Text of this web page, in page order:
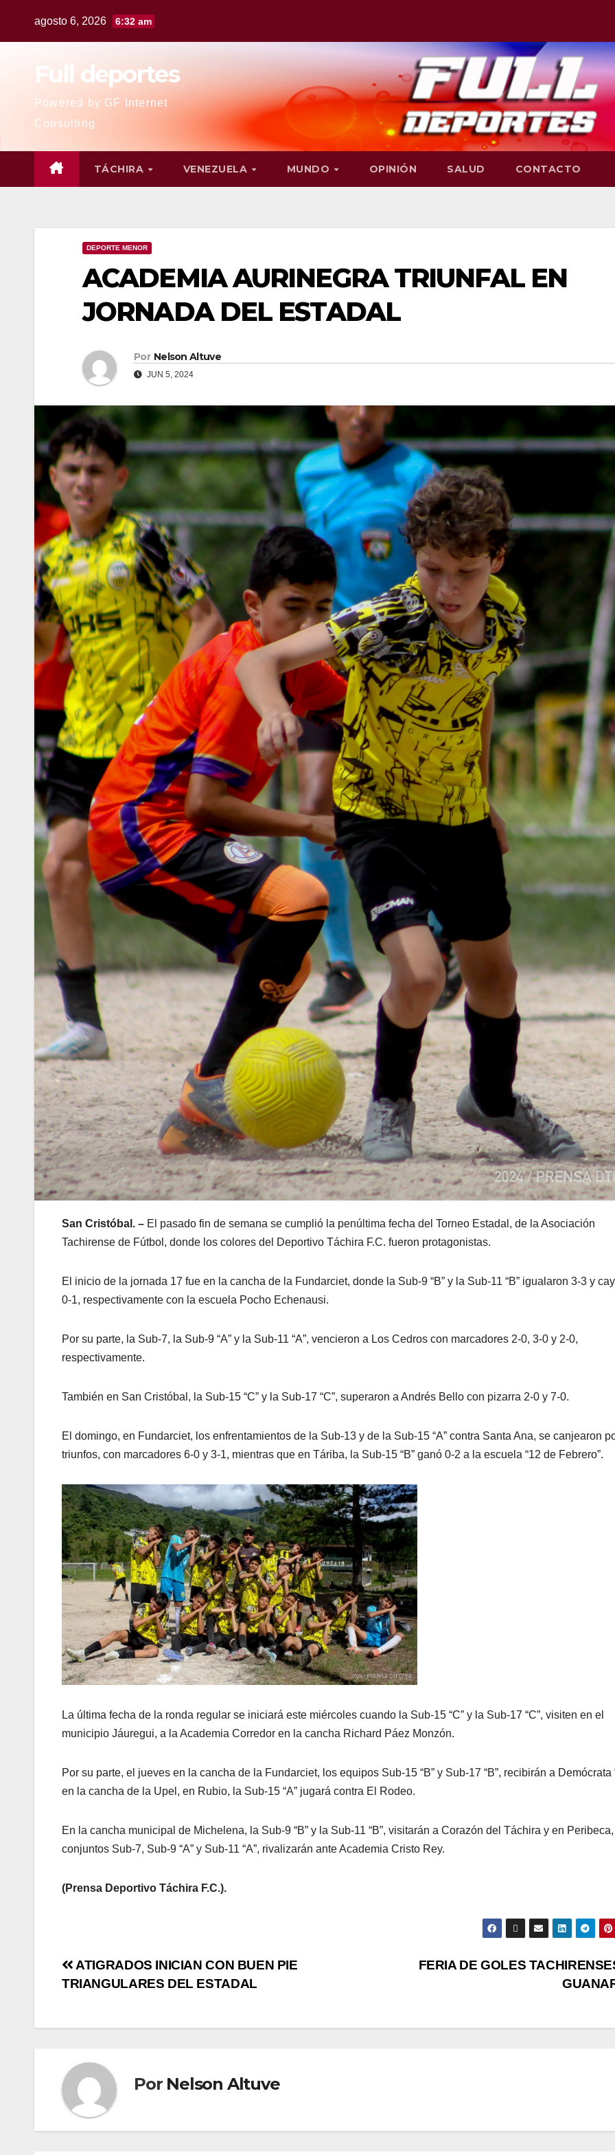
agosto 6, 2026 6:32 am
Full deportes
Powered by GF Internet
Consulting
TÁCHIRA VENEZUELA MUNDO OPINIÓN SALUD CONTACTO
DEPORTE MENOR
ACADEMIA AURINEGRA TRIUNFAL EN
JORNADA DEL ESTADAL
Por Nelson Altuve
JUN 5, 2024
San Cristóbal. – El pasado fin de semana se cumplió la penúltima fecha del Torneo Estadal, de la Asociación
Tachirense de Fútbol, donde los colores del Deportivo Táchira F.C. fueron protagonistas.
El inicio de la jornada 17 fue en la cancha de la Fundarciet, donde la Sub-9 “B” y la Sub-11 “B” igualaron 3-3 y
0-1, respectivamente con la escuela Pocho Echenausi.
Por su parte, la Sub-7, la Sub-9 “A” y la Sub-11 “A”, vencieron a Los Cedros con marcadores 2-0, 3-0 y 2-0,
respectivamente.
También en San Cristóbal, la Sub-15 “C” y la Sub-17 “C”, superaron a Andrés Bello con pizarra 2-0 y 7-0.
El domingo, en Fundarciet, los enfrentamientos de la Sub-13 y de la Sub-15 “A” contra Santa Ana, se canjearon
triunfos, con marcadores 6-0 y 3-1, mientras que en Táriba, la Sub-15 “B” ganó 0-2 a la escuela “12 de Febrero”.
La última fecha de la ronda regular se iniciará este miércoles cuando la Sub-15 “C” y la Sub-17 “C”, visiten en el
municipio Jáuregui, a la Academia Corredor en la cancha Richard Páez Monzón.
Por su parte, el jueves en la cancha de la Fundarciet, los equipos Sub-15 “B” y Sub-17 “B”, recibirán a Demócrata
en la cancha de la Upel, en Rubio, la Sub-15 “A” jugará contra El Rodeo.
En la cancha municipal de Michelena, la Sub-9 “B” y la Sub-11 “B”, visitarán a Corazón del Táchira y en
conjuntos Sub-7, Sub-9 “A” y Sub-11 “A”, rivalizarán ante Academia Cristo Rey.
(Prensa Deportivo Táchira F.C.).
FERIA DE GOLES
ATIGRADOS INICIAN CON BUEN PIE
TRIANGULARES DEL ESTADAL
Por Nelson Altuve